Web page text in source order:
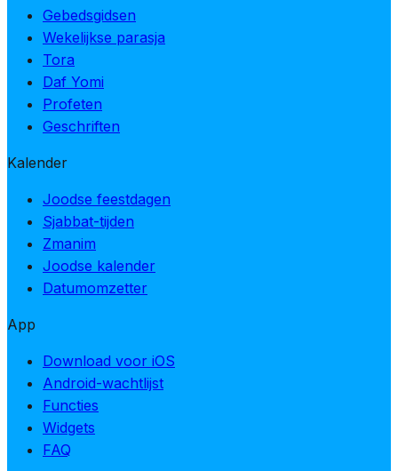
Gebedsgidsen
Wekelijkse parasja
Tora
Daf Yomi
Profeten
Geschriften
Kalender
Joodse feestdagen
Sjabbat-tijden
Zmanim
Joodse kalender
Datumomzetter
App
Download voor iOS
Android-wachtlijst
Functies
Widgets
FAQ